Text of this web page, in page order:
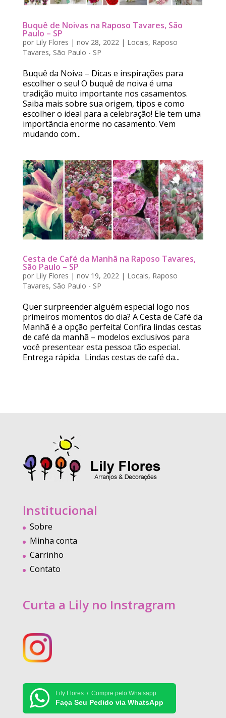
Buquê de Noivas na Raposo Tavares, São
Paulo – SP
por Lily Flores | nov 28, 2022| Locais, Raposo
Tavares, São Paulo - SP
Buquê da Noiva – Dicas e inspirações para
escolher o seu! O buquê de noiva é uma
tradição muito importante nos casamentos.
Saiba mais sobre sua origem, tipos e como
escolher o ideal para a celebração! Ele tem uma
importância enorme no casamento. Vem
mudando com...
Cesta de Café da Manhã na Raposo Tavares,
São Paulo – SP
por Lily Flores | nov 19, 2022 | Locais, Raposo
Tavares, São Paulo - SP
Quer surpreender alguém especial logo nos
primeiros momentos do dia? A Cesta de Café da
Manhã é a opção perfeita! Confira lindas cestas
de café da manhã – modelos exclusivos para
você presentear esta pessoa tão especial.
Entrega rápida. Lindas cestas de café da...
Institucional
Sobre
Minha conta
Carrinho
Contato
Curta a Lily no Instragram
Lily Flores / Compre pelo Whatsapp
Faça Seu Pedido via WhatsApp